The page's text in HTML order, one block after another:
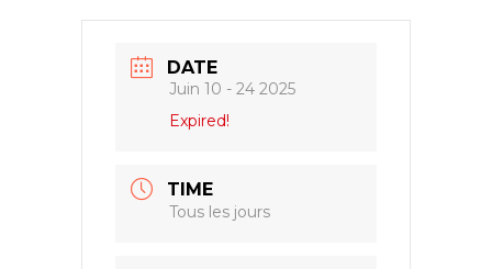
DATE
Juin 10 - 24 2025
Expired!
TIME
Tous les jours